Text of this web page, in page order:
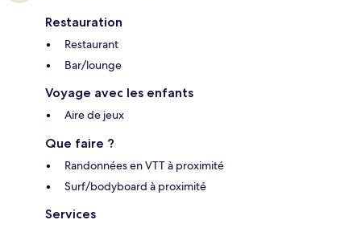
Restauration
Restaurant
Bar/lounge
Voyage avec les enfants
Aire de jeux
Que faire ?
Randonnées en VTT à proximité
Surf/bodyboard à proximité
Services